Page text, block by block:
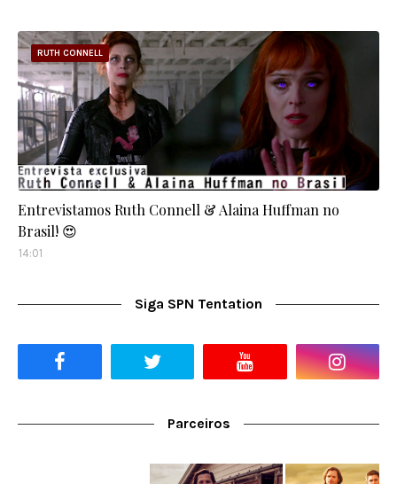
RUTH CONNELL
Entrevistamos Ruth Connell & Alaina Huffman no
Brasil! 😍
14:01
Siga SPN Tentation
Parceiros